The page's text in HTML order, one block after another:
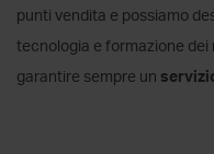
punti vendita e possiamo
tecnologia e formazione dei
garantire sempre un